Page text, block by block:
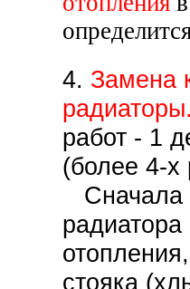
4. Замена
радиаторы.
работ - 1
(более 4-х
Сначала
стояка